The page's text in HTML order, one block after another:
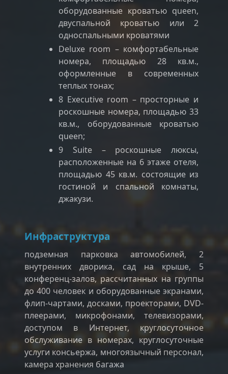
оборудованные кроватью queen,
двуспальной кроватью или 2
односпальными кроватями
Deluxe room – комфортабельные
номера, площадью 28 кв.м.,
оформленные в современных
теплых тонах;
8 Executive room – просторные и
роскошные номера, площадью 33
кв.м., оборудованные кроватью
queen;
9 Suite – роскошные люксы,
расположенные на 6 этаже отеля,
площадью 45 кв.м. состоящие из
гостиной и спальной комнаты,
джакузи.
Инфраструктура
подземная парковка автомобилей, 2
внутренних дворика, сад на крыше, 5
конференц-залов, рассчитанных на группы
до 400 человек и оборудованные экранами,
флип-чартами, досками, проекторами, DVD-
плеерами, микрофонами, телевизорами,
доступом в Интернет, круглосуточное
обслуживание в номерах, круглосуточные
услуги консьержа, многоязычный персонал,
камера хранения багажа